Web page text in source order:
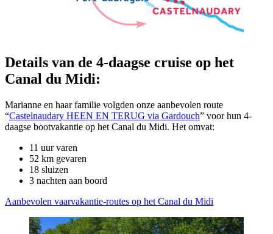
Details van de 4-daagse cruise op het
Canal du Midi:
Marianne en haar familie volgden onze aanbevolen route
“Castelnaudary HEEN EN TERUG via Gardouch” voor hun 4-
daagse bootvakantie op het Canal du Midi. Het omvat:
11 uur varen
52 km gevaren
18 sluizen
3 nachten aan boord
Aanbevolen vaarvakantie‑routes op het Canal du Midi